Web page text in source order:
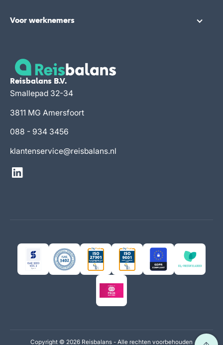
Voor werknemers
Reisbalans B.V.
Smallepad 32-34
088 - 934 3456
3811 MG Amersfoort
klantenservice@reisbalans.nl
Copyright © 2026 Reisbalans - Alle rechten voorbehouden